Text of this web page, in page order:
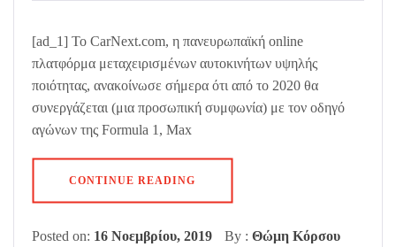
[ad_1] Το CarNext.com, η πανευρωπαϊκή online
πλατφόρμα μεταχειρισμένων αυτοκινήτων υψηλής
ποιότητας, ανακοίνωσε σήμερα ότι από το 2020 θα
συνεργάζεται (μια προσωπική συμφωνία) με τον οδηγό
αγώνων της Formula 1, Max
CONTINUE READING
Posted on: 16 Νοεμβρίου, 2019 By : Θώμη Κόρσου